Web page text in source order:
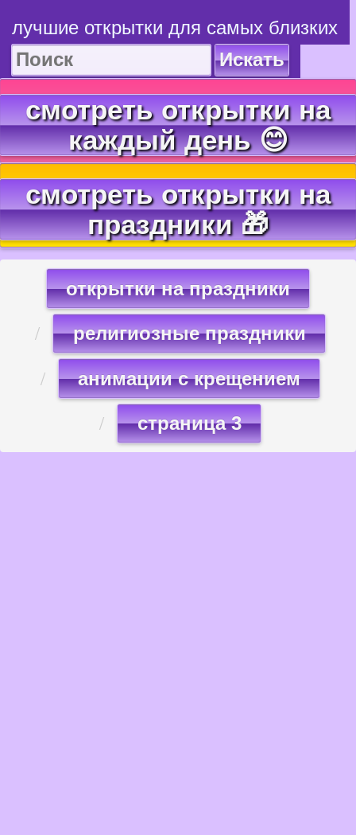
лучшие открытки для самых близких
Искать
смотреть открытки на
каждый день 😊
смотреть открытки на
праздники 🎁
открытки на праздники
религиозные праздники
анимации с крещением
страница 3